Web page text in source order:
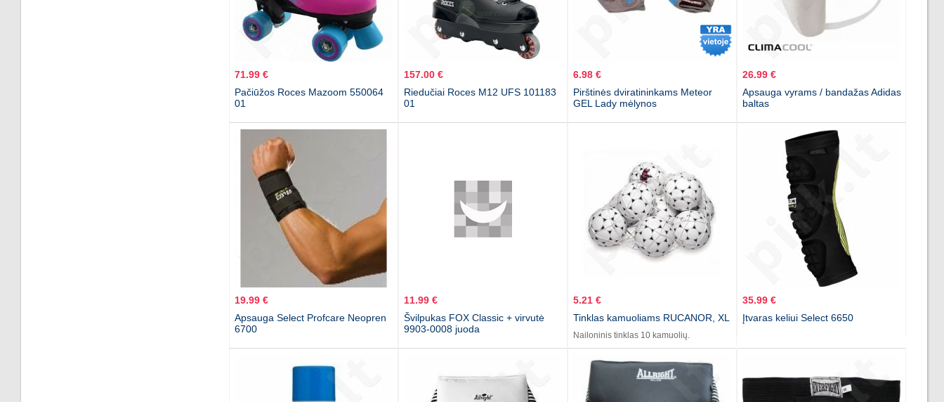
71.99 €
Pačiūžos Roces Mazoom 550064
01
157.00 €
Riedučiai Roces M12 UFS 101183
01
6.98 €
Pirštinės dviratininkams Meteor
GEL Lady mėlynos
26.99 €
Apsauga vyrams / bandažas Adidas
baltas
19.99 €
Apsauga Select Profcare Neopren
6700
11.99 €
Švilpukas FOX Classic + virvutė
9903-0008 juoda
5.21 €
Tinklas kamuoliams RUCANOR, XL
Nailoninis tinklas 10 kamuolių.
35.99 €
Įtvaras keliui Select 6650